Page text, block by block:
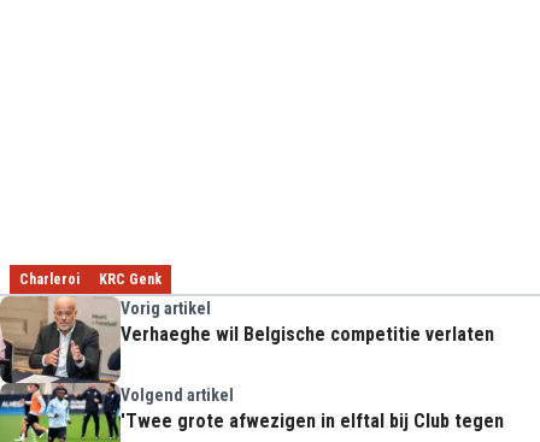
Charleroi KRC Genk
Vorig artikel
Verhaeghe wil Belgische competitie verlaten
Volgend artikel
'Twee grote afwezigen in elftal bij Club tegen